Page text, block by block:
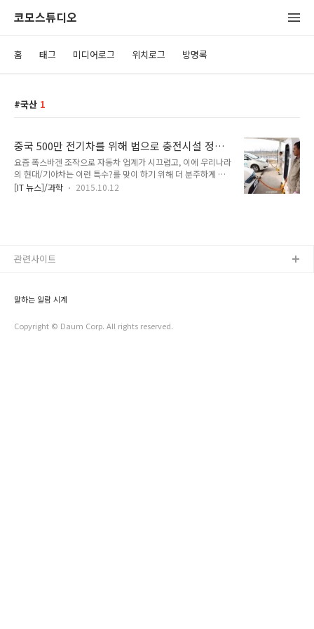
코모스튜디오
홈 태그 미디어로그 위치로그 방명록
국산 1
중국 500만 전기차를 위해 법으로 충전시설 정해.
우리나라는?
요즘 폭스바겐 조작으로 자동차 업계가 시끄럽고, 이에 우리나라
의 현대/기아차는 이런 특수?를 맞이 하기 위해 더 분주하게 움
직이는 모습입니다. 사실 얼마 전까지만 해도 국내차에 대한 불
등에서는 법적으로 전기차 충전소를 마련 해야만 한답니다. 또
이상의 전기차 전용 공간을 마련 해..
[IT 뉴스]/과학 2015.10.12
말하는 알람 시계
Copyright © Daum Corp. All rights reserved.
관련사이트